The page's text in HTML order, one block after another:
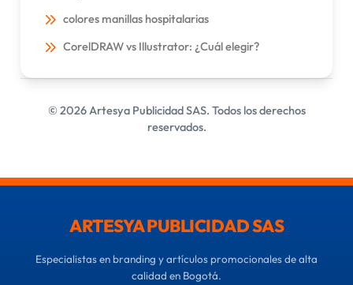
colores manillas hospitalarias
CorelDRAW vs Illustrator: ¿Cuál elegir?
© 2026 Artesya Publicidad SAS. Todos los derechos
reservados.
ARTESYA PUBLICIDAD SAS
Especialistas en branding y artículos promocionales de alta
calidad en Bogotá.